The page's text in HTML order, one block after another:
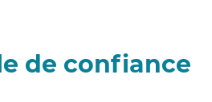
de confiance